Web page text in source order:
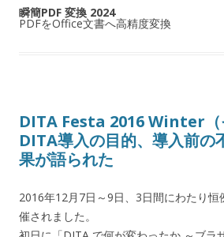
瞬簡PDF 変換 2024
PDFをOffice文書へ高精度変換
DITA Festa 2016 Winter（
DITA導入の目的、導入前の
果が語られた
2016年12月7日～9日、3日間にわたり
催されました。